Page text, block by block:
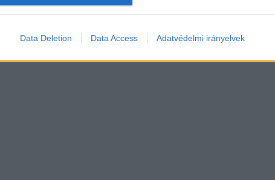
Data Deletion Data Access Adatvédelmi irányelvek